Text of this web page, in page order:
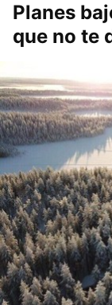
Planes
que no te